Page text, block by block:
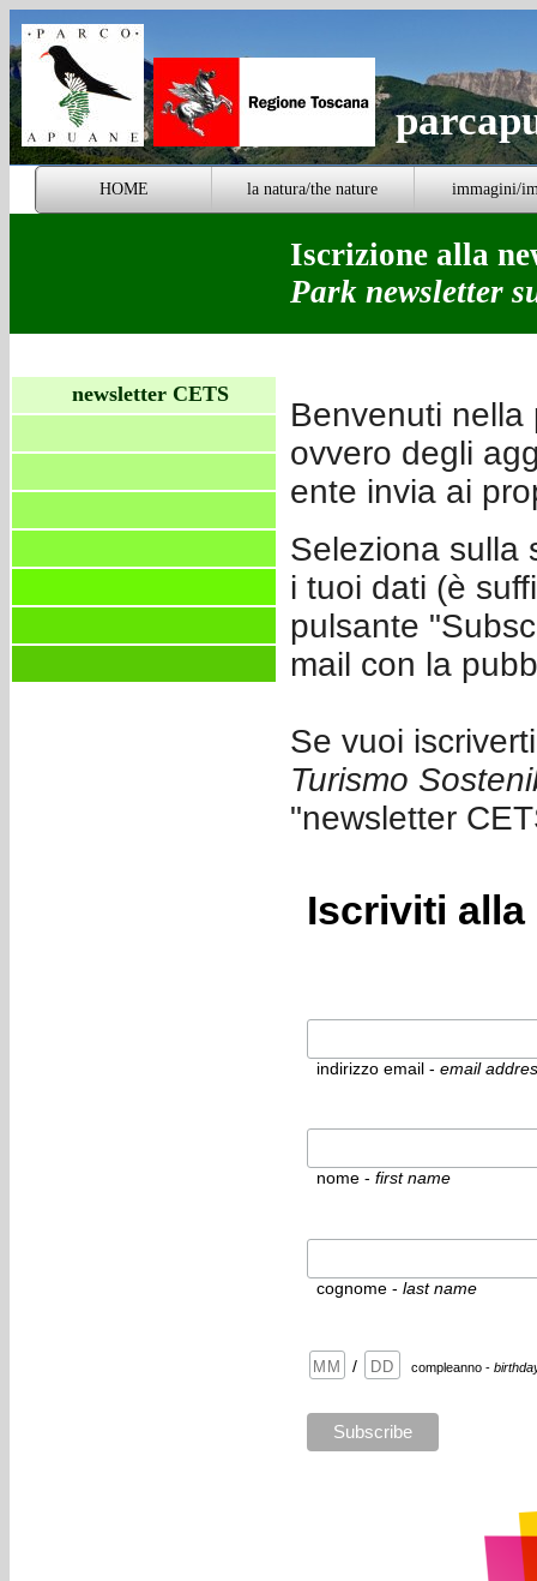
HOME la natura/the nature immagini/
Iscrizione alla
Park newsletter
newsletter CETS
Benvenuti
ovvero degli
ente invia ai
Seleziona sulla
i tuoi dati (è
pulsante
mail con la
Se vuoi
Turismo
"newsletter
Iscriviti
indirizzo email - email
nome - first name
cognome - last name
/ compleanno -